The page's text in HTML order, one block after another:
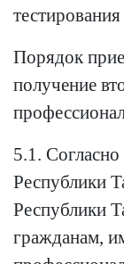
Порядок
получение
5.1.
Республики
Республики
гражданам,